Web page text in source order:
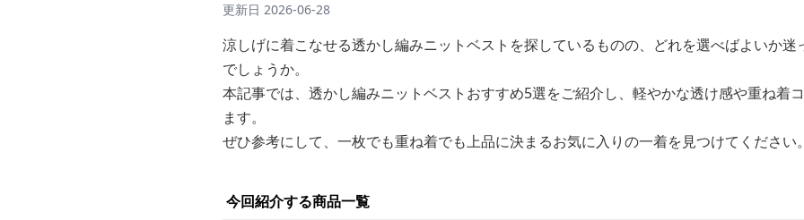
更新日 2026-06-28
涼しげに着こなせる透かし編みニットベストを探しているものの、どれを選べばよいか迷
でしょうか。
本記事では、透かし編みニットベストおすすめ5選をご紹介し、軽やかな透け感や重ね着
ます。
ぜひ参考にして、一枚でも重ね着でも上品に決まるお気に入りの一着を見つけてください。
今回紹介する商品一覧